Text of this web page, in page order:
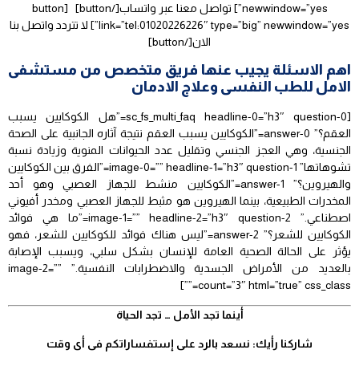
newwindow=”yes”] تواصل معنا عبر واتساب[/button] [button
link=”tel:01020226226″ type=”big” newwindow=”yes”] لا تتردد واتصل بنا
الان[/button]
اهم الاسئلة يجيب عنها فريق متخصص من مستشفى
الامل للطب النفسى وعلاج الادمان
[sc_fs_multi_faq headline-0=”h3″ question-0=”هل الكوكايين يسبب
العقم؟” answer-0=”الكوكايين يسبب العقم نتيجة آثاره الجانبية على الصحة
الجنسية، وهي العجز الجنسي وتقليل عدد الحيوانات المنوية وزيادة نسبة
تشوهاتها” image-0=”” headline-1=”h3″ question-1=”الفرق بين الكوكايين
والهيروين؟” answer-1=”الكوكايين منشط للجهاز العصبي وهو أحد
المخدرات الطبيعية، بينما الهيروين هو مثبط للجهاز العصبي ومخدر أفيوني
اصطناعي.” image-1=”” headline-2=”h3″ question-2=”ما هي فوائد
الكوكايين للشعر؟” answer-2=”ليس هناك فوائد للكوكايين للشعر، فهو
يؤثر على الحالة الصحية العامة للإنسان بشكل سلبي، ويسبب الإصابة
بالعديد من الأمراض الجسدية والاضطرابات النفسية.” image-2=””
count=”3″ html=”true” css_class=””]
أينما تجد الأمل … تجد الحياة
شاركنا رأيك: نسعد بالرد على إستفساراتكم فى أى وقت